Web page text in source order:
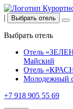
| Выбрать отель
Выбрать отель
Отель
Майский
Отель
Молодежный
+7 918 905 55 69